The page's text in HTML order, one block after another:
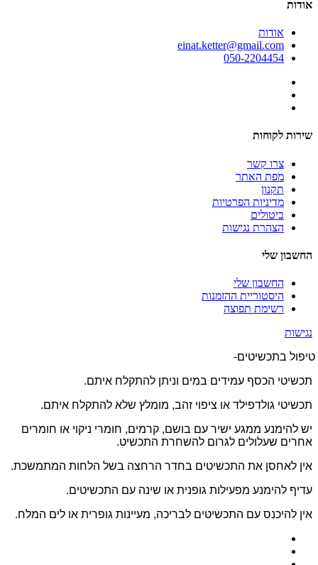
אודות
אודות
einat.ketter@gmail.com
050-2204454
שירות לקוחות
צרו קשר
מפת האתר
תקנון
מדיניות הפרטיות
ביטולים
הצהרת נגישות
החשבון שלי
החשבון שלי
היסטוריית ההזמנות
רשימת תפוצה
נגישות
טיפול בתכשיטים-
תכשיטי הכסף עמידים במים וניתן להתקלח איתם.
תכשיטי גולדפילד או ציפוי זהב, מומלץ שלא להתקלח איתם.
יש להימנע ממגע ישיר עם בושם, קרמים, חומרי ניקוי או חומרים
אחרים שעלולים לגרום להשחרת התכשיט.
אין לאחסן את התכשיטים בחדר הרחצה בשל הלחות המתמשכת.
עדיף להימנע מפעילות גופנית או שינה עם התכשיטים.
אין להיכנס עם התכשיטים לבריכה, מעיינות גופרית או לים המלח.